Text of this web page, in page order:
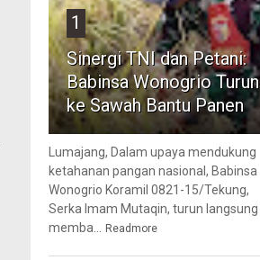
1
Sinergi TNI dan Petani:
Babinsa Wonogrio Turun
ke Sawah Bantu Panen
Lumajang, Dalam upaya mendukung
ketahanan pangan nasional, Babinsa
Wonogrio Koramil 0821-15/Tekung,
Serka Imam Mutaqin, turun langsung
memba... Readmore